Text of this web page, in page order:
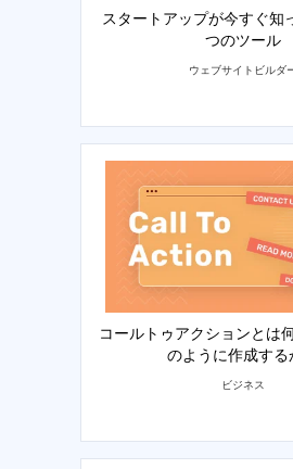
スタートアップが今すぐ知
つのツール
ウェブサイトビルダ
コールトゥアクションとは
のように作成する
ビジネス